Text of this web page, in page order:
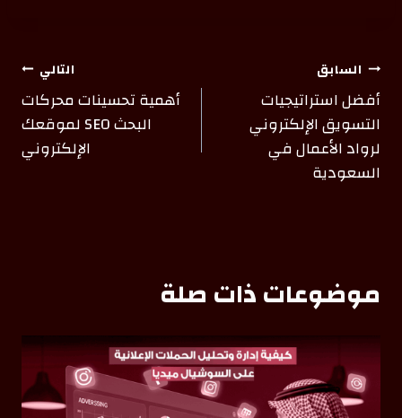
السابق
أفضل استراتيجيات
التسويق الإلكتروني
لرواد الأعمال في
السعودية
التالي
أهمية تحسينات محركات
البحث SEO لموقعك
الإلكتروني
موضوعات ذات صلة